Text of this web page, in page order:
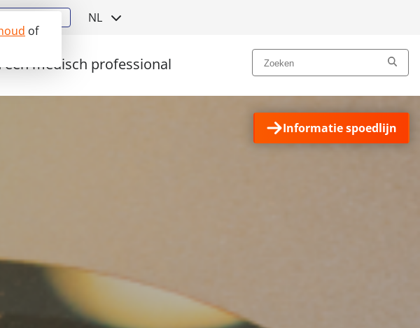
of
een medisch professional
NL
Informatie spoedlijn